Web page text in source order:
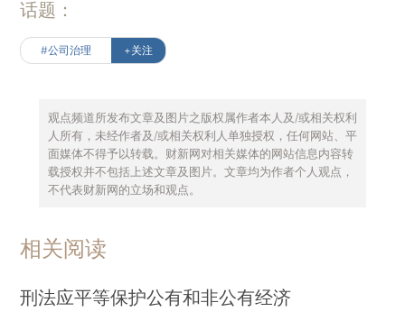
话题：
#公司治理 +关注
观点频道所发布文章及图片之版权属作者本人及/或相关权利
人所有，未经作者及/或相关权利人单独授权，任何网站、平
面媒体不得予以转载。财新网对相关媒体的网站信息内容转
载授权并不包括上述文章及图片。文章均为作者个人观点，
不代表财新网的立场和观点。
相关阅读
刑法应平等保护公有和非公有经济